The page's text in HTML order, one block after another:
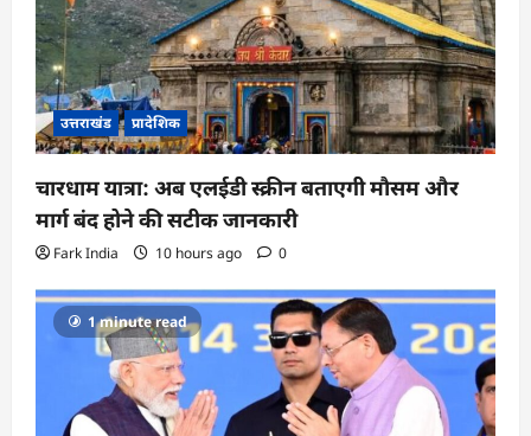
उत्तराखंड प्रादेशिक
चारधाम यात्रा: अब एलईडी स्क्रीन बताएगी मौसम और
मार्ग बंद होने की सटीक जानकारी
Fark India 10 hours ago 0
1 minute read